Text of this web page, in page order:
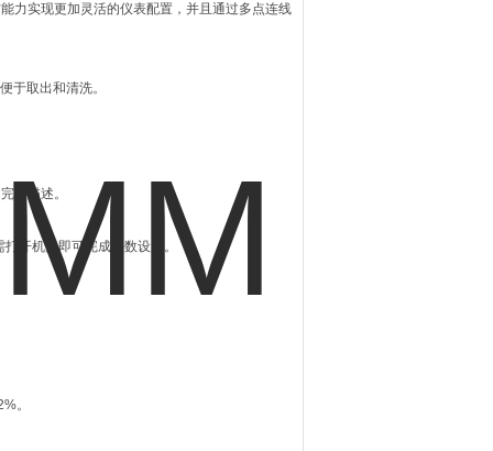
力实现更加灵活的仪表配置，并且通过多点连线
于取出和清洗。
整描述。
开机盖即可完成参数设定。
。